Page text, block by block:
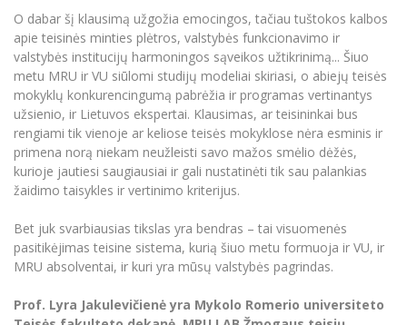
O dabar šį klausimą užgožia emocingos, tačiau tuštokos kalbos
apie teisinės minties plėtros, valstybės funkcionavimo ir
valstybės institucijų harmoningos sąveikos užtikrinimą... Šiuo
metu MRU ir VU siūlomi studijų modeliai skiriasi, o abiejų teisės
mokyklų konkurencingumą pabrėžia ir programas vertinantys
užsienio, ir Lietuvos ekspertai. Klausimas, ar teisininkai bus
rengiami tik vienoje ar keliose teisės mokyklose nėra esminis ir
primena norą niekam neužleisti savo mažos smėlio dėžės,
kurioje jautiesi saugiausiai ir gali nustatinėti tik sau palankias
žaidimo taisykles ir vertinimo kriterijus.
Bet juk svarbiausias tikslas yra bendras – tai visuomenės
pasitikėjimas teisine sistema, kurią šiuo metu formuoja ir VU, ir
MRU absolventai, ir kuri yra mūsų valstybės pagrindas.
Prof. Lyra Jakulevičienė yra Mykolo Romerio universiteto